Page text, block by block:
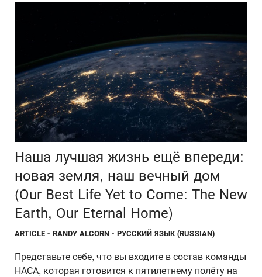
Наша лучшая жизнь ещё впереди:
новая земля, наш вечный дом
(Our Best Life Yet to Come: The New
Earth, Our Eternal Home)
ARTICLE - RANDY ALCORN - РУССКИЙ ЯЗЫК (RUSSIAN)
Представьте себе, что вы входите в состав команды
НАСА, которая готовится к пятилетнему полёту на